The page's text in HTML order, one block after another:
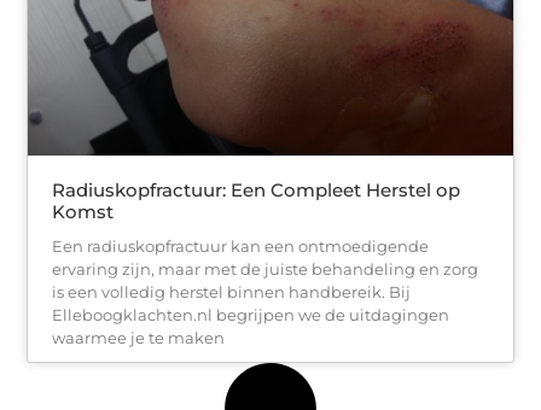
Radiuskopfractuur: Een Compleet Herstel op
Komst
Een radiuskopfractuur kan een ontmoedigende
ervaring zijn, maar met de juiste behandeling en zorg
is een volledig herstel binnen handbereik. Bij
Elleboogklachten.nl begrijpen we de uitdagingen
waarmee je te maken